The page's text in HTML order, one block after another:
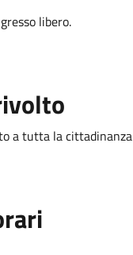
libero.
a tutta la cittadinanza